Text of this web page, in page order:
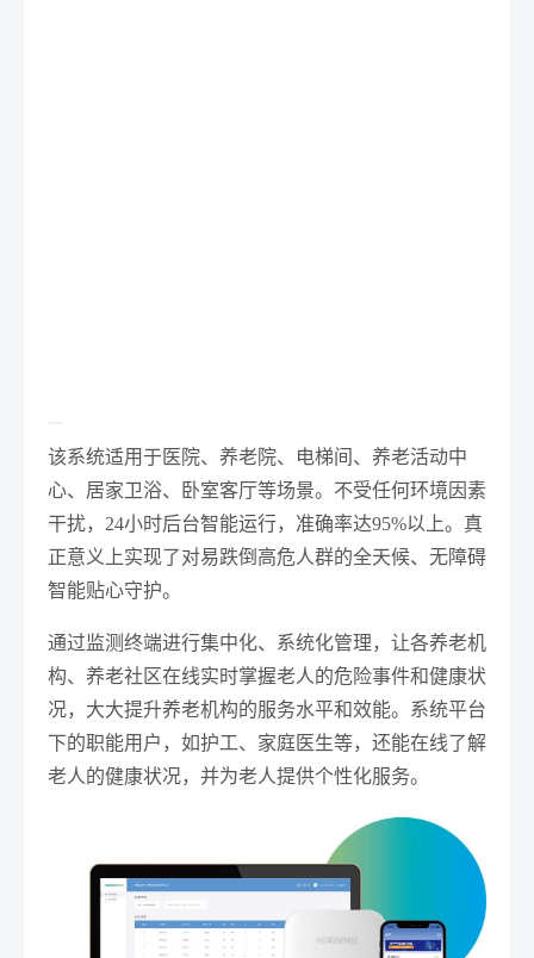
该系统适用于医院、养老院、电梯间、养老活动中
心、居家卫浴、卧室客厅等场景。不受任何环境因素
干扰，24小时后台智能运行，准确率达95%以上。真
正意义上实现了对易跌倒高危人群的全天候、无障碍
智能贴心守护。
通过监测终端进行集中化、系统化管理，让各养老机
构、养老社区在线实时掌握老人的危险事件和健康状
况，大大提升养老机构的服务水平和效能。系统平台
下的职能用户，如护工、家庭医生等，还能在线了解
老人的健康状况，并为老人提供个性化服务。